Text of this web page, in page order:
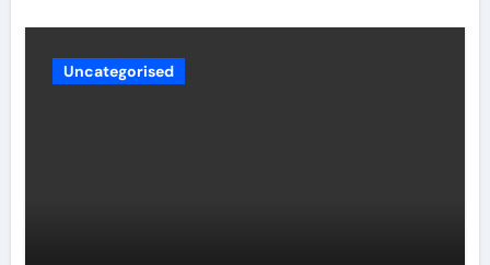
Uncategorised